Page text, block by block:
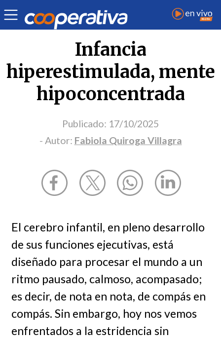
Opinión | Fabiola Quiroga Villagra
Infancia
hiperestimulada, mente
hipoconcentrada
Publicado: 17/10/2025
- Autor: Fabiola Quiroga Villagra
El cerebro infantil, en pleno desarrollo
de sus funciones ejecutivas, está
diseñado para procesar el mundo a un
ritmo pausado, calmoso, acompasado;
es decir, de nota en nota, de compás en
compás. Sin embargo, hoy nos vemos
enfrentados a la estridencia sin